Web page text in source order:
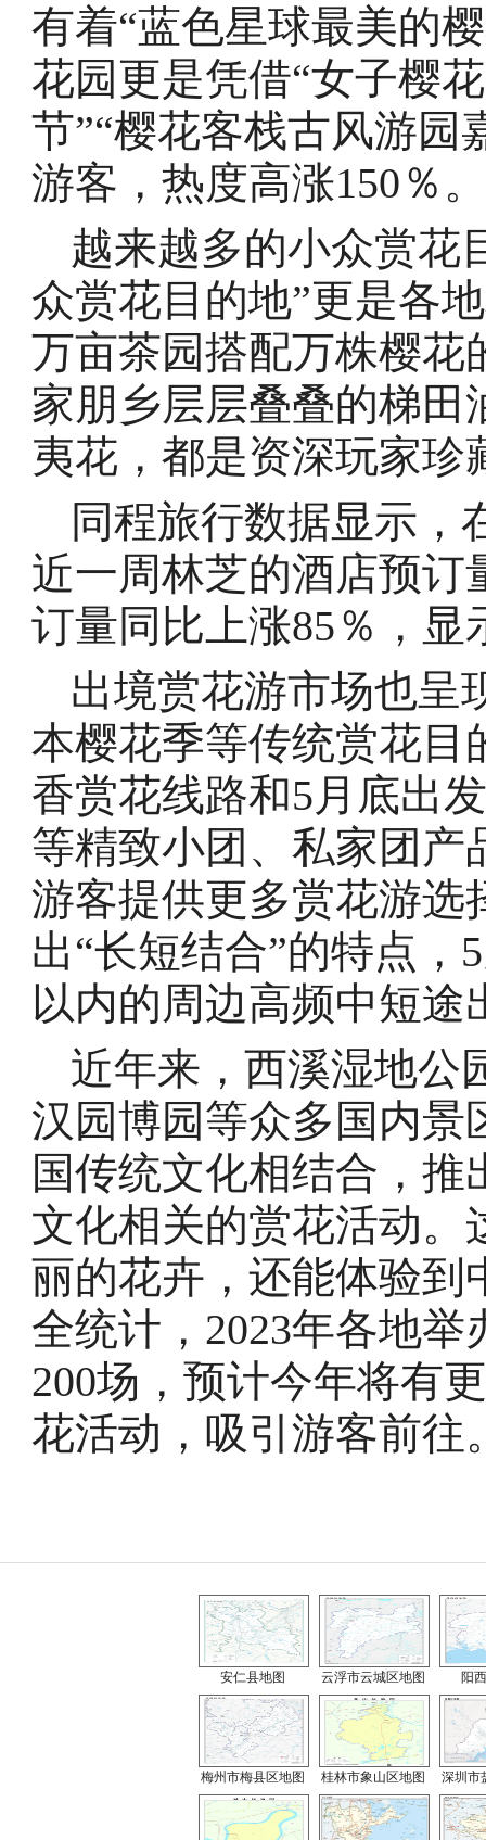
有着“蓝色星球最美的
花园更是凭借“女子樱
节”“樱花客栈古风游园
游客，热度高涨150％
越来越多的小众赏花
众赏花目的地”更是各
万亩茶园搭配万株樱花
家朋乡层层叠叠的梯
夷花，都是资深玩家珍
同程旅行数据显示，
近一周林芝的酒店预订
订量同比上涨85％，
出境赏花游市场也呈
本樱花季等传统赏花目
香赏花线路和5月底出
等精致小团、私家团产
游客提供更多赏花游选
出“长短结合”的特点，
以内的周边高频中短
近年来，西溪湿地公
汉园博园等众多国内景
国传统文化相结合，
文化相关的赏花活动。
丽的花卉，还能体验到
全统计，2023年各地
200场，预计今年将有
花活动，吸引游客前往
安仁县地图 云浮市云城区地图 阳
梅州市梅县区地图 桂林市象山区地图 深圳市